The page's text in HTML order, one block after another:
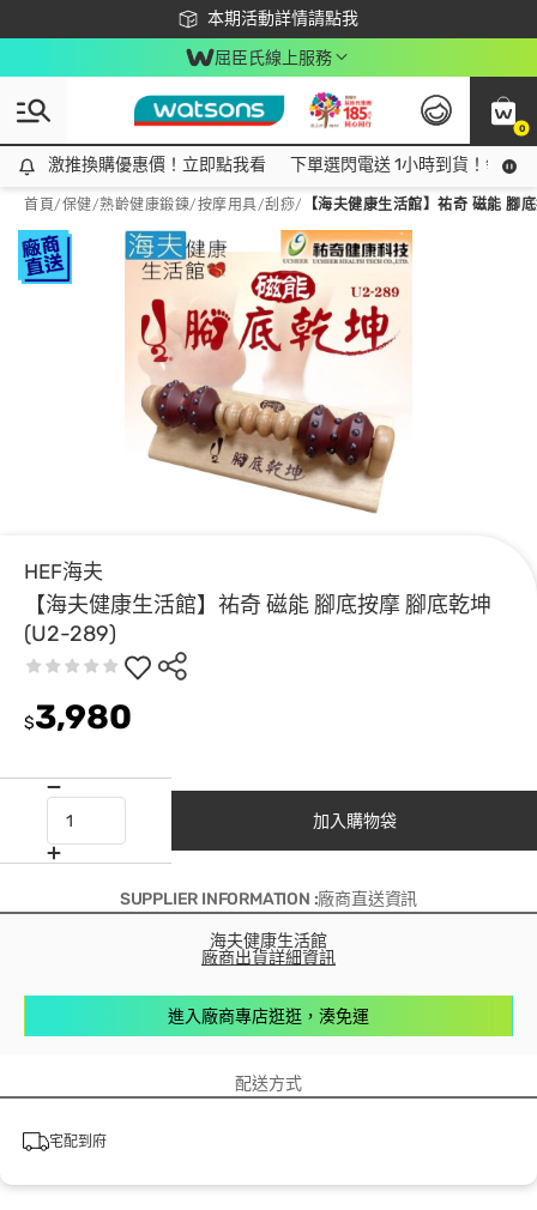
本期活動詳情請點我
下載app最高回饋$350
屈臣氏線上服務
0
激推換購優惠價！立即點我看
激推換購優惠價！立即點我看 下單選閃電送 1小時到貨！領神
首頁/保健/熟齡健康鍛鍊/按摩用具/刮痧/ 【海夫健康生活館】祐奇 磁能
HEF海夫
【海夫健康生活館】祐奇 磁能 腳底按摩 腳底乾坤
(U2-289)
$3,980
加入購物袋
SUPPLIER INFORMATION :廠商直送資訊
海夫健康生活館
廠商出貨詳細資訊
進入廠商專店逛逛，湊免運
配送方式
宅配到府